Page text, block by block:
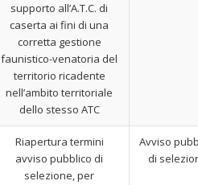
supporto all’A.T.C. di
caserta ai fini di una
corretta gestione
faunistico-venatoria del
territorio ricadente
nell’ambito territoriale
dello stesso ATC
Riapertura termini
avviso pubblico di
selezione, per
Avviso
di